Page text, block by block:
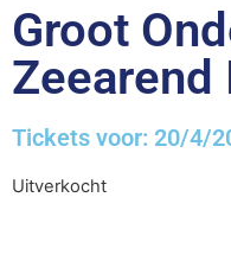
Groot
Zeearend
Tickets voor: 20/4/
Uitverkocht